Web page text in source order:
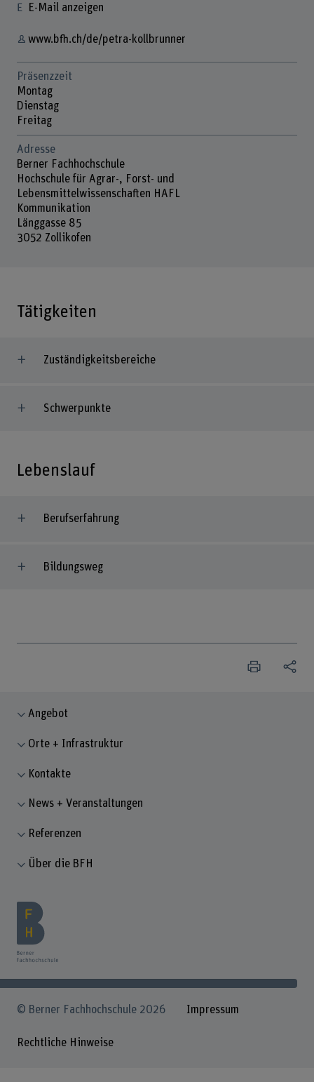
E-Mail anzeigen
www.bfh.ch/de/petra-kollbrunner
Präsenzzeit
Montag
Dienstag
Freitag
Adresse
Berner Fachhochschule
Hochschule für Agrar-, Forst- und
Lebensmittelwissenschaften HAFL
Kommunikation
Länggasse 85
3052 Zollikofen
Tätigkeiten
Zuständigkeitsbereiche
Schwerpunkte
Lebenslauf
Berufserfahrung
Bildungsweg
Angebot
Orte + Infrastruktur
Kontakte
News + Veranstaltungen
Referenzen
Über die BFH
© Berner Fachhochschule 2026 Impressum
Rechtliche Hinweise